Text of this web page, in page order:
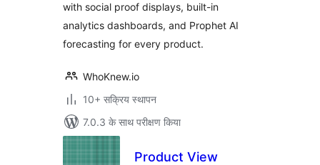
with social proof displays, built-in
analytics dashboards, and Prophet AI
forecasting for every product.
WhoKnew.io
10+ सक्रिय स्थापन
7.0.3 के साथ परीक्षण किया
Product View